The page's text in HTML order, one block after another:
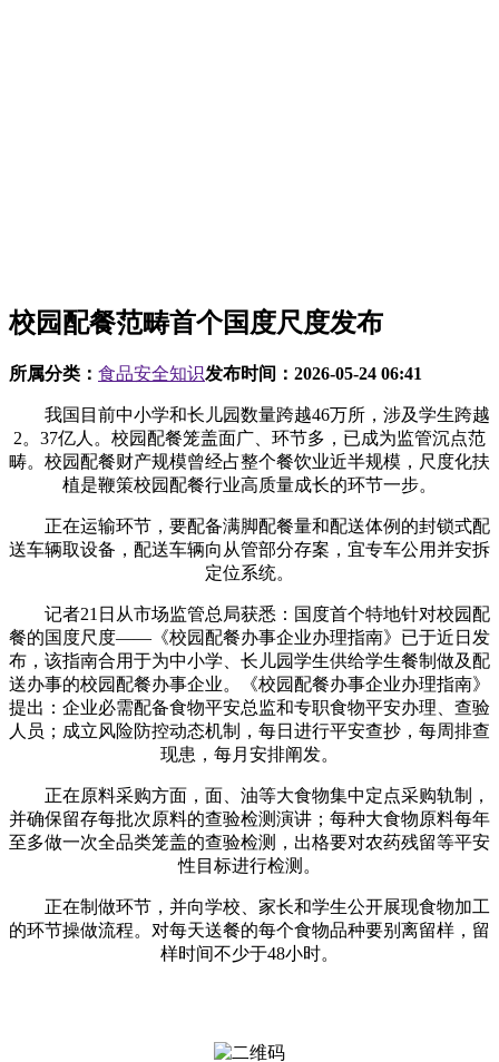
校园配餐范畴首个国度尺度发布
所属分类： 食品安全知识发布时间： 2026-05-24 06:41
我国目前中小学和长儿园数量跨越46万所，涉及学生跨越
2。37亿人。校园配餐笼盖面广、环节多，已成为监管沉点范
畴。校园配餐财产规模曾经占整个餐饮业近半规模，尺度化扶
植是鞭策校园配餐行业高质量成长的环节一步。
正在运输环节，要配备满脚配餐量和配送体例的封锁式配
送车辆取设备，配送车辆向从管部分存案，宜专车公用并安拆
定位系统。
记者21日从市场监管总局获悉：国度首个特地针对校园配
餐的国度尺度——《校园配餐办事企业办理指南》已于近日发
布，该指南合用于为中小学、长儿园学生供给学生餐制做及配
送办事的校园配餐办事企业。《校园配餐办事企业办理指南》
提出：企业必需配备食物平安总监和专职食物平安办理、查验
人员；成立风险防控动态机制，每日进行平安查抄，每周排查
现患，每月安排阐发。
正在原料采购方面，面、油等大食物集中定点采购轨制，
并确保留存每批次原料的查验检测演讲；每种大食物原料每年
至多做一次全品类笼盖的查验检测，出格要对农药残留等平安
性目标进行检测。
正在制做环节，并向学校、家长和学生公开展现食物加工
的环节操做流程。对每天送餐的每个食物品种要别离留样，留
样时间不少于48小时。